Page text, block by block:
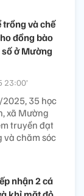
trồng và chế
đồng bào
ở Mường
35 học
xã Mường
truyền đạt
và chăm sóc
nhận 2 cá